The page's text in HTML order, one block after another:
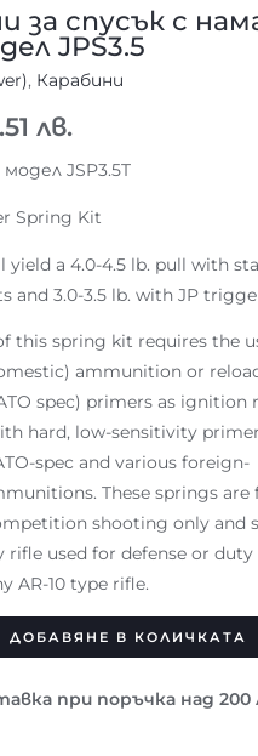
за спусък с
JPS3.5
, Карабини
лв.
JSP3.5T
Spring Kit
yield a 4.0-4.5 lb. pull with
and 3.0-3.5 lb. with JP
this spring kit requires the
ammunition or
spec) primers as ignition
hard, low-sensitivity
spec and various foreign-
These springs are
shooting only and
rifle used for defense or duty
AR-10 type rifle.
ДОБАВЯНЕ В КОЛИЧКАТА
при поръчка над 200